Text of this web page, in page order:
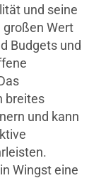
und seine
großen Wert
Budgets und
breites
und kann
Wingst eine